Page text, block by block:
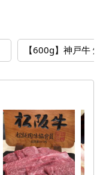
【600g】神戸牛